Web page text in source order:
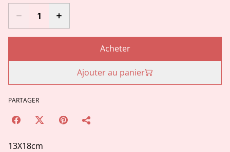
Acheter
Ajouter au panier
PARTAGER
13X18cm